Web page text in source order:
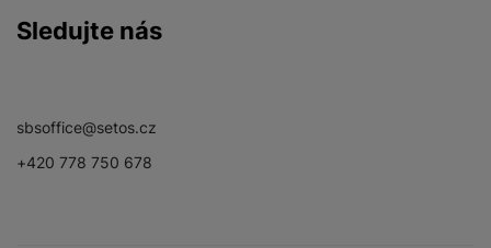
Sledujte nás
sbsoffice@setos.cz
+420 778 750 678